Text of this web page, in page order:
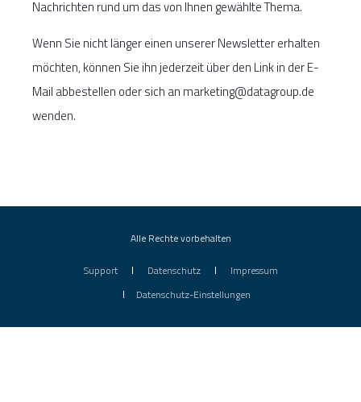
Nachrichten rund um das von Ihnen gewählte Thema.
Wenn Sie nicht länger einen unserer Newsletter erhalten
möchten, können Sie ihn jederzeit über den Link in der E-
Mail abbestellen oder sich an marketing@datagroup.de
wenden.
Alle Rechte vorbehalten
Support Datenschutz
Impressum
Datenschutz-Einstellungen